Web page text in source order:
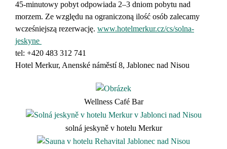
45-minutowy pobyt odpowiada 2–3 dniom pobytu nad
morzem. Ze względu na ograniczoną ilość osób zalecamy
wcześniejszą rezerwację. www.hotelmerkur.cz/cs/solna-
jeskyne
tel: +420 483 312 741
Hotel Merkur, Anenské náměstí 8, Jablonec nad Nisou
Wellness Café Bar
solná jeskyně v hotelu Merkur